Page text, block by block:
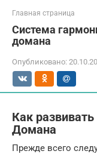
Главная страница
Система
домана
Опубликовано:
Как
Домана
Прежде всего